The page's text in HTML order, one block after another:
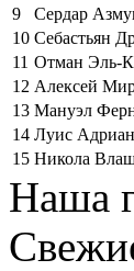
9
Сердар
10 Себастьян
11 Отман Эль-
12 Алексей
13 Мануэл
14 Луис
15 Никола
Наша